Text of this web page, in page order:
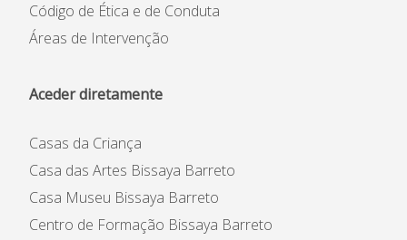
Código de Ética e de Conduta
Áreas de Intervenção
Aceder diretamente
Casas da Criança
Casa das Artes Bissaya Barreto
Casa Museu Bissaya Barreto
Centro de Formação Bissaya Barreto